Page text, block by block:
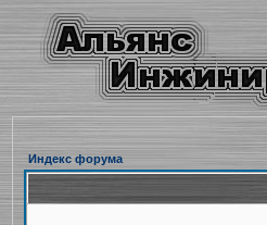
Индекс форума